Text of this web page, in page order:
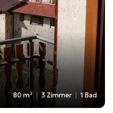
80 m² 3 Zimmer 1 Bad